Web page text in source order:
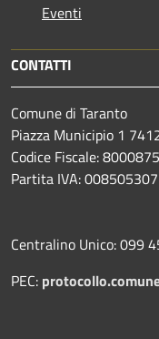
Eventi
CONTATTI
Comune di Taranto
Piazza Municipio 1
Codice Fiscale:
Partita IVA:
Centralino Unico: 099
PEC: